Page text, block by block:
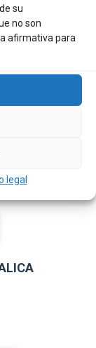
su
no son
afirmativa para
legal
variantes.
Las
página
de